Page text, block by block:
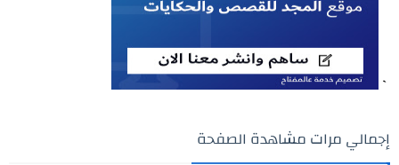
`
إجمالي مرات مشاهدة الصفحة